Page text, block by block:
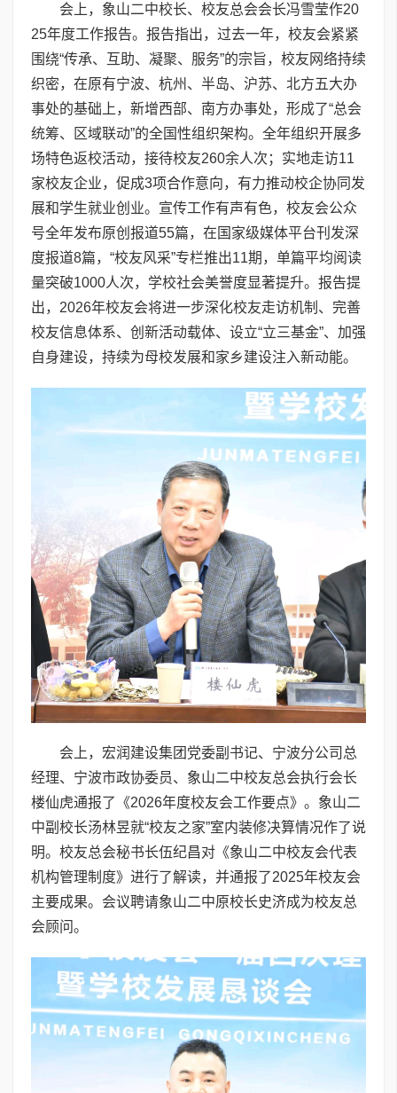
会上，象山二中校长、校友总会会长冯雪莹作20
25年度工作报告。报告指出，过去一年，校友会紧紧
围绕“传承、互助、凝聚、服务”的宗旨，校友网络持续
织密，在原有宁波、杭州、半岛、沪苏、北方五大办
事处的基础上，新增西部、南方办事处，形成了“总会
统筹、区域联动”的全国性组织架构。全年组织开展多
场特色返校活动，接待校友260余人次；实地走访11
家校友企业，促成3项合作意向，有力推动校企协同发
展和学生就业创业。宣传工作有声有色，校友会公众
号全年发布原创报道55篇，在国家级媒体平台刊发深
度报道8篇，“校友风采”专栏推出11期，单篇平均阅读
量突破1000人次，学校社会美誉度显著提升。报告提
出，2026年校友会将进一步深化校友走访机制、完善
校友信息体系、创新活动载体、设立“立三基金”、加强
自身建设，持续为母校发展和家乡建设注入新动能。
会上，宏润建设集团党委副书记、宁波分公司总
经理、宁波市政协委员、象山二中校友总会执行会长
楼仙虎通报了《2026年度校友会工作要点》。象山二
中副校长汤林昱就“校友之家”室内装修决算情况作了说
明。校友总会秘书长伍纪昌对《象山二中校友会代表
机构管理制度》进行了解读，并通报了2025年校友会
主要成果。会议聘请象山二中原校长史济成为校友总
会顾问。